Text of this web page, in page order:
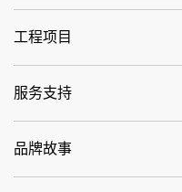
工程项目
服务支持
品牌故事